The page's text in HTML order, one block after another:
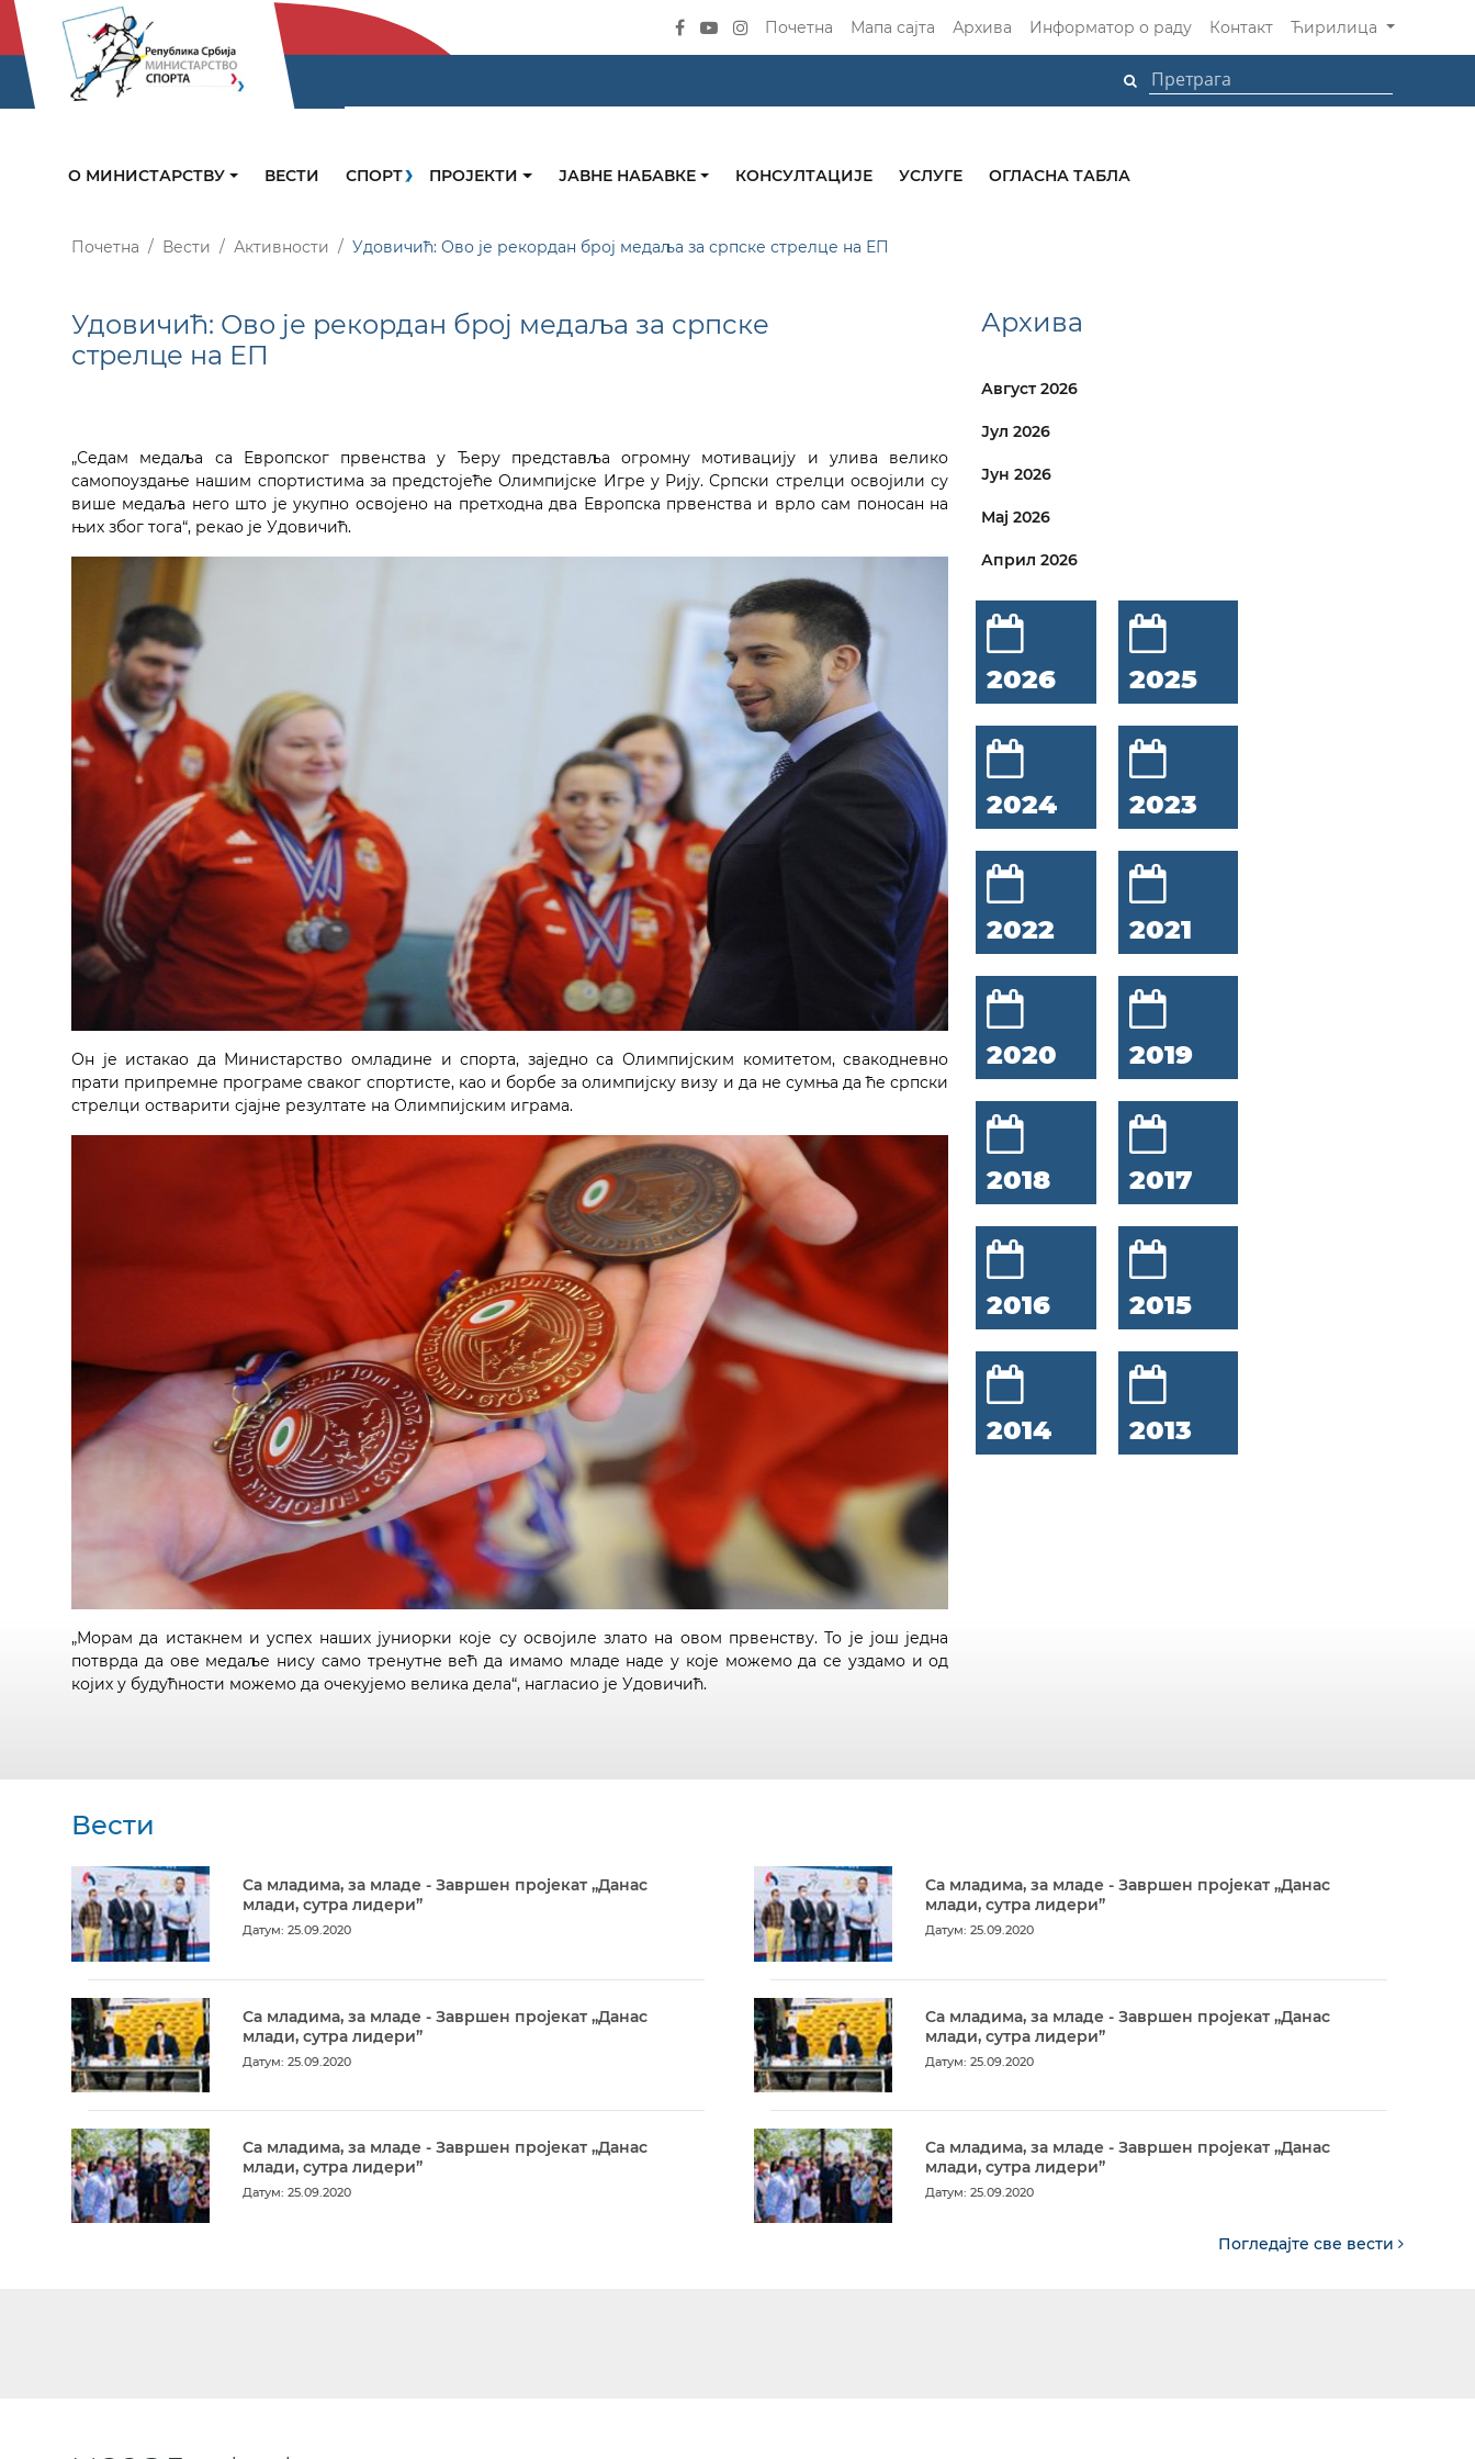
Почетна Мапа сајта Архива Информатор о раду Контакт Ћирилица
О МИНИСТАРСТВУ ВЕСТИ СПОРТ ПРОЈЕКТИ ЈАВНЕ НАБАВКЕ КОНСУЛТАЦИЈЕ УСЛУГЕ ОГЛАСНА ТАБЛА
Почетна Вести Активности Удовичић: Ово је рекордан број медаља за српске стрелце на ЕП
Удовичић: Ово је рекордан број медаља за српске
стрелце на ЕП
„Седам медаља са Европског првенства у Ђеру представља огромну мотивацију и улива велико
самопоуздање нашим спортистима за предстојеће Олимпијске Игре у Рију. Српски стрелци освојили су
више медаља него што је укупно освојено на претходна два Европска првенства и врло сам поносан на
њих због тога“, рекао је Удовичић.
Он је истакао да Министарство омладине и спорта, заједно са Олимпијским комитетом, свакодневно
прати припремне програме сваког спортисте, као и борбе за олимпијску визу и да не сумња да ће српски
стрелци остварити сјајне резултате на Олимпијским играма.
„Морам да истакнем и успех наших јуниорки које су освојиле злато на овом првенству. То је још једна
потврда да ове медаље нису само тренутне већ да имамо младе наде у које можемо да се уздамо и од
којих у будућности можемо да очекујемо велика дела“, нагласио је Удовичић.
Архива
Август 2026
Јул 2026
Јун 2026
Мај 2026
Април 2026
2026 2025
2024 2023
2022 2021
2020 2019
2018 2017
2016 2015
2014 2013
Вести
Са младима, за младе - Завршен пројекат „Данас
млади, сутра лидери”
Датум: 25.09.2020
Са младима, за младе - Завршен пројекат „Данас
млади, сутра лидери”
Датум: 25.09.2020
Са младима, за младе - Завршен пројекат „Данас
млади, сутра лидери”
Датум: 25.09.2020
Са младима, за младе - Завршен пројекат „Данас
млади, сутра лидери”
Датум: 25.09.2020
Са младима, за младе - Завршен пројекат „Данас
млади, сутра лидери”
Датум: 25.09.2020
Са младима, за младе - Завршен пројекат „Данас
млади, сутра лидери”
Датум: 25.09.2020
Погледајте све вести